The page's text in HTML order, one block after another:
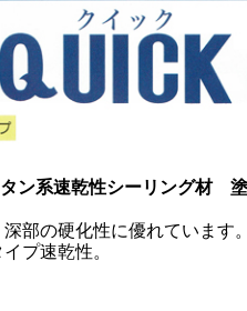
タン系速乾性シーリング材
部の硬化性に優れています
プ速乾性。